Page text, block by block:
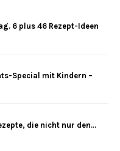
6 plus 46 Rezept-Ideen
Special mit Kindern –
die nicht nur den...